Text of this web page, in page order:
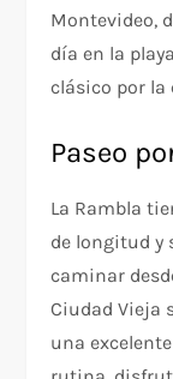
Montevideo,
día en la
clásico por la
Paseo
La Rambla
de longitud y
caminar
Ciudad Vieja
una